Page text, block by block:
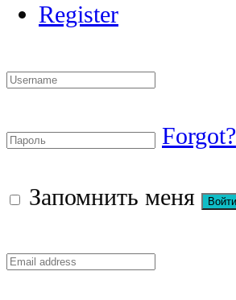
Register
Forgot?
Запомнить меня